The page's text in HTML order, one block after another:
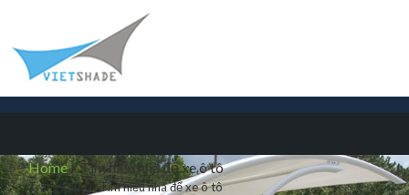
Home»Tìm hiểu nhà để xe ô tô
Trang chủ Tìm hiểu nhà để xe ô tô